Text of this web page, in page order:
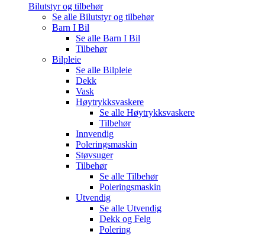
Bilutstyr og tilbehør
Se alle Bilutstyr og tilbehør
Barn I Bil
Se alle Barn I Bil
Tilbehør
Bilpleie
Se alle Bilpleie
Dekk
Vask
Høytrykksvaskere
Se alle Høytrykksvaskere
Tilbehør
Innvendig
Poleringsmaskin
Støvsuger
Tilbehør
Se alle Tilbehør
Poleringsmaskin
Utvendig
Se alle Utvendig
Dekk og Felg
Polering